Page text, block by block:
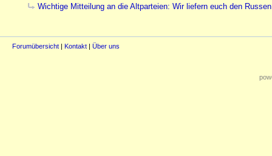
Wichtige Mitteilung an die Altparteien: Wir liefern euch den
Forumübersicht | Kontakt | Über uns